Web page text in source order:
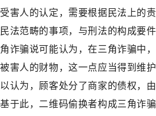
受害人的认定，需要根据民法上的
民法范畴的事项，与刑法的构成要
角诈骗说可能认为，在三角诈骗中
被害人的财物，这一点应当得到维
以认为，顾客处分了商家的债权，
基于此，二维码偷换者构成三角诈